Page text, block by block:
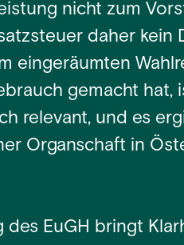
nicht zum
daher kein
eingeräumten
gemacht hat,
relevant, und es
Organschaft in
des EuGH bringt